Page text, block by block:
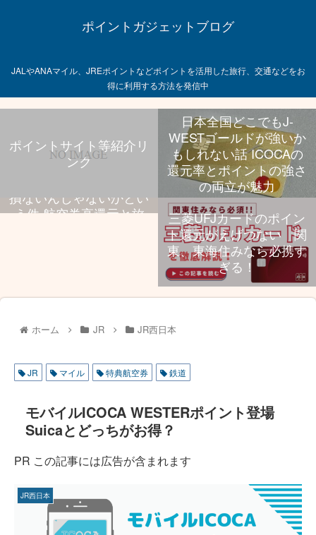
ポイントガジェットブログ
JALやANAマイル、JREポイントなどポイントを活用した旅行、交通などをお
得に利用する方法を発信中
ポイントサイト等紹介リ
ンク
日本全国どこでもJ-
WESTゴールドが強いか
もしれない話 ICOCAの
還元率とポイントの強さ
の両立が魅力
飛行機乗る旅行好きなら
損ないんじゃないかとい
う件 航空券高還元と旅
三菱UFJカードのポイン
ト還元がえげつない 関
東、東海住みなら必携す
ぎる！
ホーム JR JR西日本
JR マイル 特典航空券 鉄道
モバイルICOCA WESTERポイント登場
Suicaとどっちがお得？
PR この記事には広告が含まれます
JR西日本